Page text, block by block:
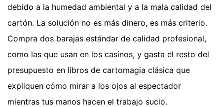
debido a la humedad ambiental y a la mala calidad del
cartón. La solución no es más dinero, es más criterio.
Compra dos barajas estándar de calidad profesional,
como las que usan en los casinos, y gasta el resto del
presupuesto en libros de cartomagia clásica que
expliquen cómo mirar a los ojos al espectador
mientras tus manos hacen el trabajo sucio.